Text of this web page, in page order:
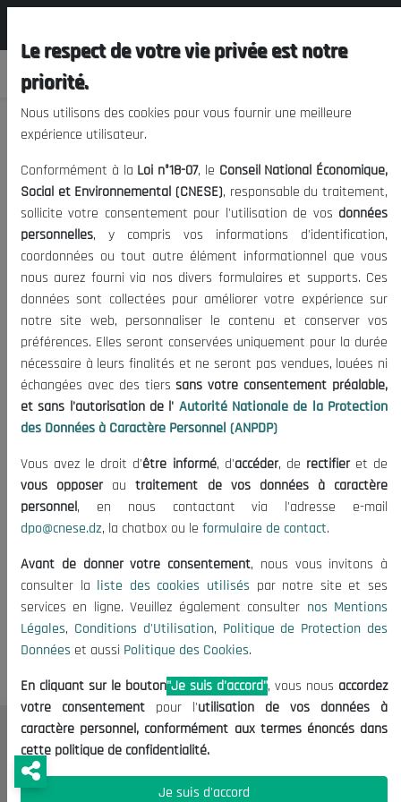
Date de publication: 05/01/1997 Tags: Afrique Politique Presse
Visites: 1264
Avis - Stratégie Nationale de Développement Economique et Social
à Moyen Terme
8 ème Session Plénière
Le CNESE
A Propos
Le respect de votre vie privée est notre
priorité.
Nous utilisons des cookies pour vous fournir une meilleure
expérience utilisateur.
Conformément à la Loi n°18-07, le Conseil National Économique,
Social et Environnemental (CNESE), responsable du traitement,
sollicite votre consentement pour l'utilisation de vos données
personnelles, y compris vos informations d'identification,
coordonnées ou tout autre élément informationnel que vous
nous aurez fourni via nos divers formulaires et supports. Ces
données sont collectées pour améliorer votre expérience sur
notre site web, personnaliser le contenu et conserver vos
préférences. Elles seront conservées uniquement pour la durée
nécessaire à leurs finalités et ne seront pas vendues, louées ni
échangées avec des tierssans votre consentement préalable,
et sans l'autorisation de l' Autorité Nationale de la Protection
des Données à Caractère Personnel (ANPDP)
Vous avez le droit d'être informé, d'accéder, de rectifieret de
vous opposerautraitement de vos données à caractère
personnel, en nous contactant via l'adresse e-mail
dpo@cnese.dz, la chatbox ou le formulaire de contact.
Avant de donner votre consentement, nous vous invitons à
consulter la liste des cookies utilisés par notre site et ses
services en ligne. Veuillez également consulter nos Mentions
Légales, Conditions d'Utilisation, Politique de Protection des
Données et aussi Politique des Cookies.
En cliquant sur le bouton"Je suis d'accord", vous nous accordez
votre consentement pour l'utilisation de vos données à
caractère personnel, conformément aux termes énoncés dans
cette politique de confidentialité.
Je suis d'accord